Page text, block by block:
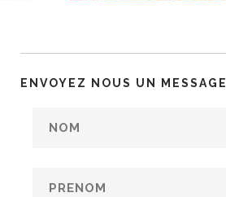
ENVOYEZ NOUS UN MESSAGE